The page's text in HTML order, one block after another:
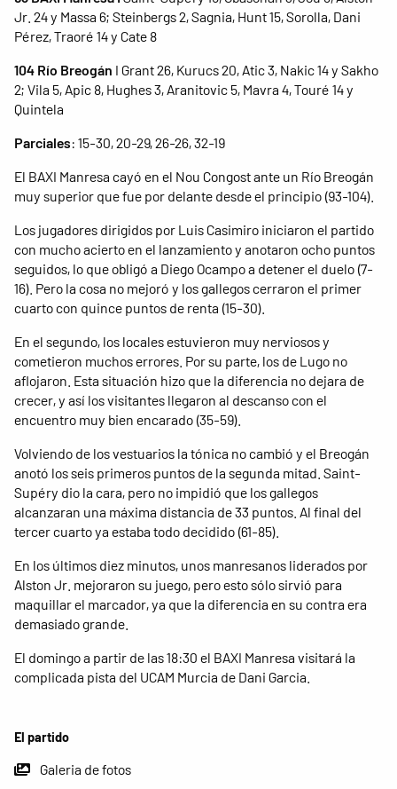
El partido
Galeria de fotos
Jr. 24 y Massa 6; Steinbergs 2, Sagnia, Hunt 15, Sorolla, Dani
Pérez, Traoré 14 y Cate 8
104 Río Breogán I Grant 26, Kurucs 20, Atic 3, Nakic 14 y Sakho
2; Vila 5, Apic 8, Hughes 3, Aranitovic 5, Mavra 4, Touré 14 y
Quintela
Parciales: 15-30, 20-29, 26-26, 32-19
El BAXI Manresa cayó en el Nou Congost ante un Río Breogán
muy superior que fue por delante desde el principio (93-104).
Los jugadores dirigidos por Luis Casimiro iniciaron el partido
con mucho acierto en el lanzamiento y anotaron ocho puntos
seguidos, lo que obligó a Diego Ocampo a detener el duelo (7-
16). Pero la cosa no mejoró y los gallegos cerraron el primer
cuarto con quince puntos de renta (15-30).
En el segundo, los locales estuvieron muy nerviosos y
cometieron muchos errores. Por su parte, los de Lugo no
aflojaron. Esta situación hizo que la diferencia no dejara de
crecer, y así los visitantes llegaron al descanso con el
encuentro muy bien encarado (35-59).
Volviendo de los vestuarios la tónica no cambió y el Breogán
anotó los seis primeros puntos de la segunda mitad. Saint-
Supéry dio la cara, pero no impidió que los gallegos
alcanzaran una máxima distancia de 33 puntos. Al final del
tercer cuarto ya estaba todo decidido (61-85).
En los últimos diez minutos, unos manresanos liderados por
Alston Jr. mejoraron su juego, pero esto sólo sirvió para
maquillar el marcador, ya que la diferencia en su contra era
demasiado grande.
El domingo a partir de las 18:30 el BAXI Manresa visitará la
complicada pista del UCAM Murcia de Dani Garcia.